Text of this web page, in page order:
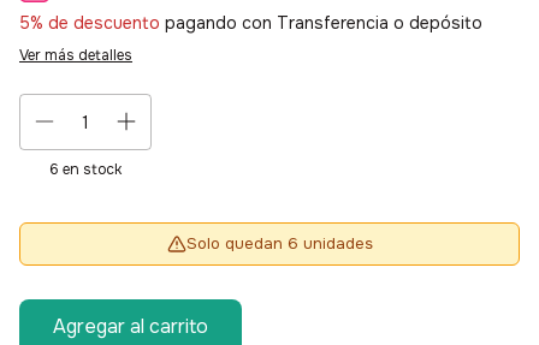
5% de descuento pagando con Transferencia o depósito
Ver más detalles
6 en stock
Solo quedan 6 unidades